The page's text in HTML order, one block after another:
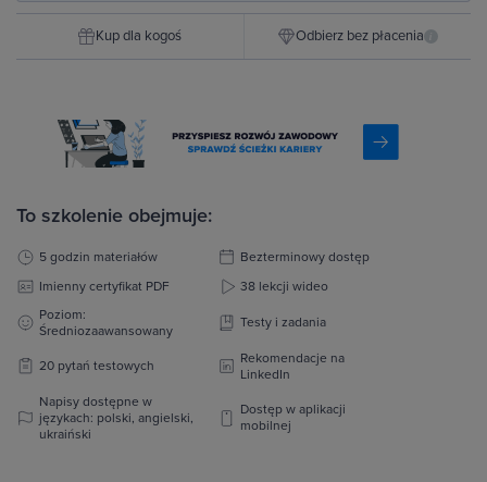
Kup dla kogoś Odbierz bez płacenia i
To szkolenie obejmuje:
5 godzin materiałów
Bezterminowy dostęp
Imienny certyfikat PDF
38 lekcji wideo
Poziom:
Średniozaawansowany
Testy i zadania
20 pytań testowych
Rekomendacje na
LinkedIn
Napisy dostępne w
językach: polski, angielski,
ukraiński
Dostęp w aplikacji
mobilnej